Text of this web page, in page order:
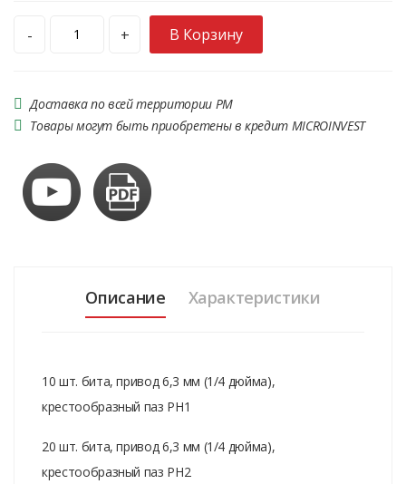
- + В Корзину
Доставка по всей территории РМ
Товары могут быть приобретены в кредит MICROINVEST
Описание Характеристики
10 шт. бита, привод 6,3 мм (1/4 дюйма),
крестообразный паз PH1
20 шт. бита, привод 6,3 мм (1/4 дюйма),
крестообразный паз PH2